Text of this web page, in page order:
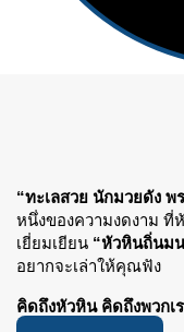
“ทะเลสวย นักมวยดัง พ
หนึ่งของความงดงาม ที่
เยี่ยมเยียน “หัวหินถิ่นม
อยากจะเล่าให้คุณฟัง
คิดถึงหัวหิน คิดถึงพวกเ